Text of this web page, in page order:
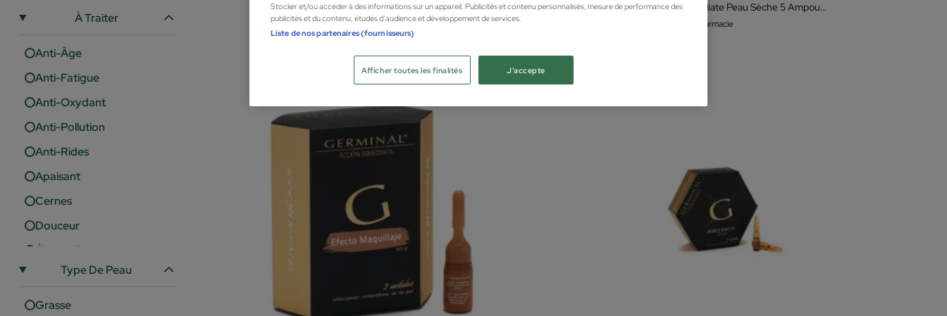
À Traiter
Anti-Âge
Anti-Fatigue
Anti-Oxydant
Anti-Pollution
Anti-Rides
Apaisant
Cernes
Douceur
Élasticité
Fermeté
Hydratation
Type De Peau
Grasse
GERMINAL ACCIÓN INMEDIATA 1 AMPOLLA 1,5 ml
Cosmétique faciale Parapharmacie
Germinal Action Immédiate Peau Sèche 5 Ampoules
Cosmétique faciale Parapharmacie
Stocker et/ou accéder à des informations sur un appareil. Publicités et contenu personnalisés, mesure de performance des
publicités et du contenu, études d’audience et développement de services.
Liste de nos partenaires (fournisseurs)
J'accepte
Afficher toutes les finalités